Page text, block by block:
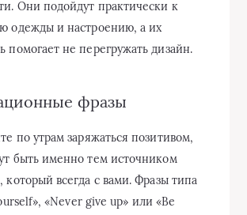
Они подойдут практически к
одежды и настроению, а их
помогает не перегружать дизайн.
фразы
по утрам заряжаться позитивом,
быть именно тем источником
который всегда с вами. Фразы типа
«Never give up» или «Be